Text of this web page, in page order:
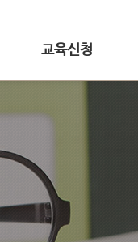
교육신청